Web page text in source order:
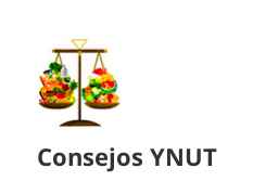
Consejos YNUT